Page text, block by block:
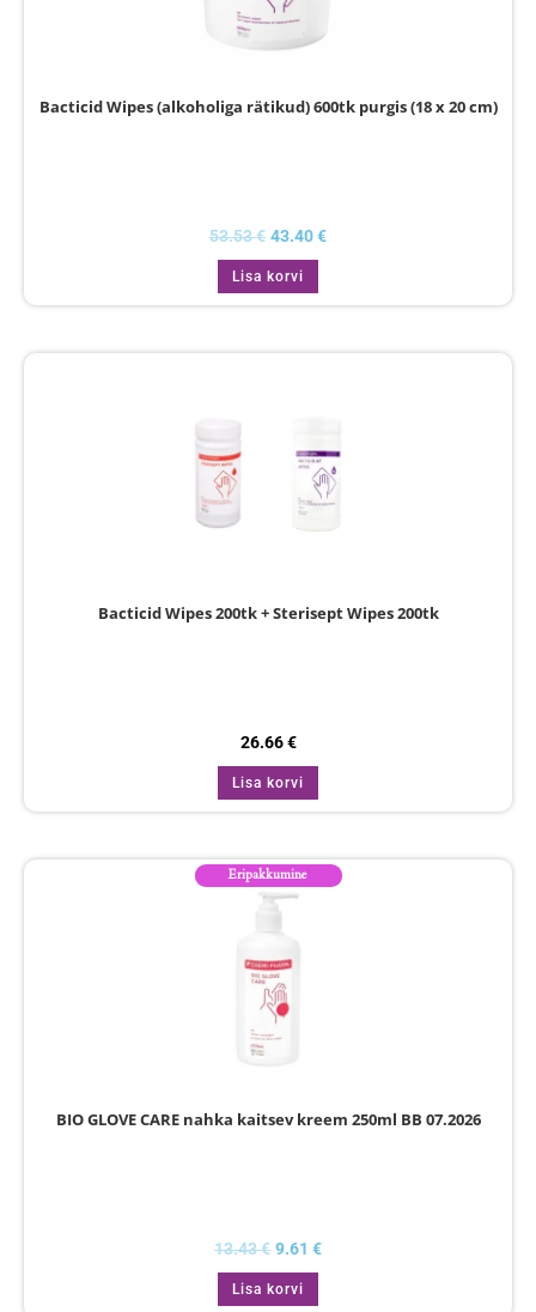
Bacticid Wipes (alkoholiga rätikud) 600tk purgis (18 x 20 cm)
53.53€ 43.40€
Lisa korvi
Bacticid Wipes 200tk + Sterisept Wipes 200tk
26.66€
Lisa korvi
Eripakkumine
BIO GLOVE CARE nahka kaitsev kreem 250ml BB 07.2026
13.43€ 9.61 €
Lisa korvi